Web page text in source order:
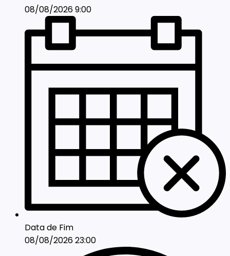
08/08/2026 9:00
Data de Fim
08/08/2026 23:00